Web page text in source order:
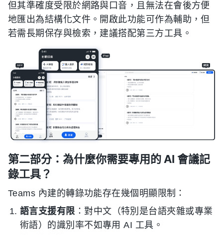
但其準確度受限於網路與口音，且無法在會後方便
地匯出為結構化文件。開啟此功能可作為輔助，但
若需長期保存與檢索，建議搭配第三方工具。
第二部分：為什麼你需要專用的 AI 會議記
錄工具？
Teams 內建的轉錄功能存在幾個明顯限制：
語言支援有限 ：對中文（特別是台語夾雜或專業
術語）的識別率不如專用 AI 工具。